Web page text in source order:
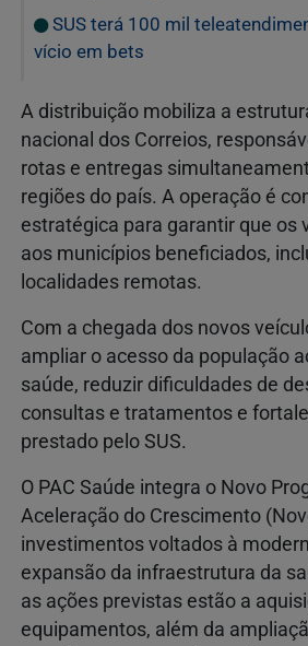
SUS terá 100 mil
vício em bets
A distribuição mobiliza a
nacional dos Correios,
rotas e entregas
regiões do país. A operação é
estratégica para garantir que os
aos municípios beneficiados,
localidades remotas.
Com a chegada dos novos
ampliar o acesso da população
saúde, reduzir dificuldades de
consultas e tratamentos e
prestado pelo SUS.
O PAC Saúde integra o Novo
Aceleração do Crescimento
investimentos voltados à
expansão da infraestrutura da
as ações previstas estão a
equipamentos, além da